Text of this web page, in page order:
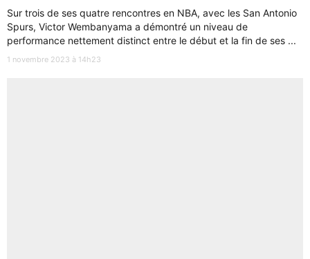
Sur trois de ses quatre rencontres en NBA, avec les San Antonio
Spurs, Victor Wembanyama a démontré un niveau de
performance nettement distinct entre le début et la fin de ses ...
1 novembre 2023 à 14h23